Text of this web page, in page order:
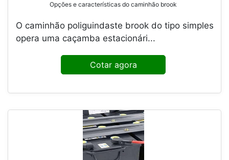
Opções e características do caminhão brook
O caminhão poliguindaste brook do tipo simples
opera uma caçamba estacionári...
Cotar agora